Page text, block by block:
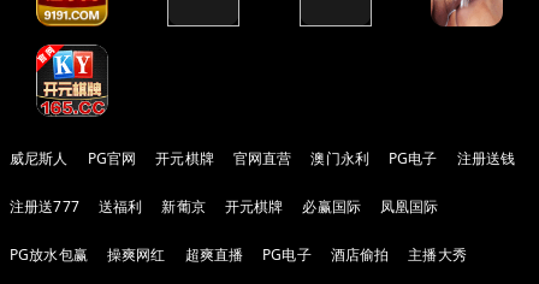
威尼斯人 PG官网 开元棋牌 官网直营 澳门永利 PG电子 注册送钱
注册送777 送福利 新葡京 开元棋牌 必赢国际 凤凰国际
PG放水包赢 操爽网红 超爽直播 PG电子 酒店偷拍 主播大秀